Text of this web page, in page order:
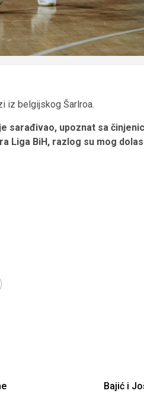
iz belgijskog Šarlroa.
sarađivao, upoznat sa
Liga BiH, razlog su mog
Bajić i